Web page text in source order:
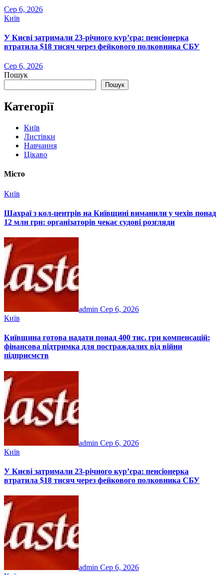
Сер 6, 2026
Київ
У Києві затримали 23-річного кур’єра: пенсіонерка
втратила $18 тисяч через фейкового полковника СБУ
Сер 6, 2026
Пошук
Пошук
Категорії
Київ
Листівки
Навчання
Цікаво
Місто
Київ
Шахраї з кол-центрів на Київщині виманили у чехів понад
12 млн грн: організаторів чекає судові розгляди
admin Сер 6, 2026
Київ
Київщина готова надати понад 400 тис. грн компенсацій:
фінансова підтримка для постраждалих від війни
підприємств
admin Сер 6, 2026
Київ
У Києві затримали 23-річного кур’єра: пенсіонерка
втратила $18 тисяч через фейкового полковника СБУ
admin Сер 6, 2026